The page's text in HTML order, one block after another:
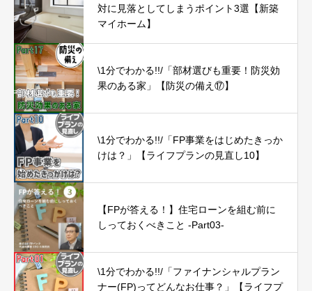
対に見落としてしまうポイント3選【新築
マイホーム】
\1分でわかる!!/「部材選びも重要！防災効
果のある家」【防災の備え⑰】
\1分でわかる!!/「FP事業をはじめたきっか
けは？」【ライフプランの見直し10】
【FPが答える！】住宅ローンを組む前に
しっておくべきこと -Part03-
\1分でわかる!!/「ファイナンシャルプラン
ナー(FP)ってどんなお仕事？」【ライフプ